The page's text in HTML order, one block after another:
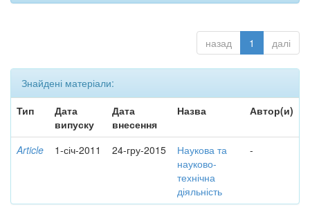
назад 1 далі
Знайдені матеріали:
Тип
Дата
випуску
Дата
внесення
Назва Автор(и)
Article 1-січ-2011 24-гру-2015
Наукова та
науково-
технічна
діяльність
-